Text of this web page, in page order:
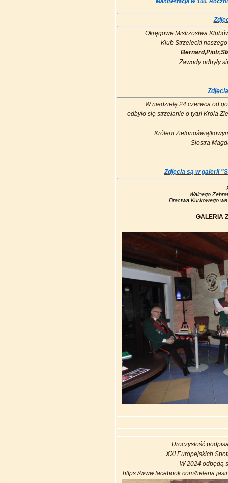
Okręgowe Mistrzostwa
Klub Strzelecki
Zawody odbyły
W niedzielę 24 czerwca od
odbyło się strzelanie o tytul Krola
Królem
Siostra
Zdjęcia są w galerii
Walnego
Bractwa Kurkowego
GALERIA
Uroczystość
XXI Europejskich
W 2024 odbędą
https://www.facebook.com/